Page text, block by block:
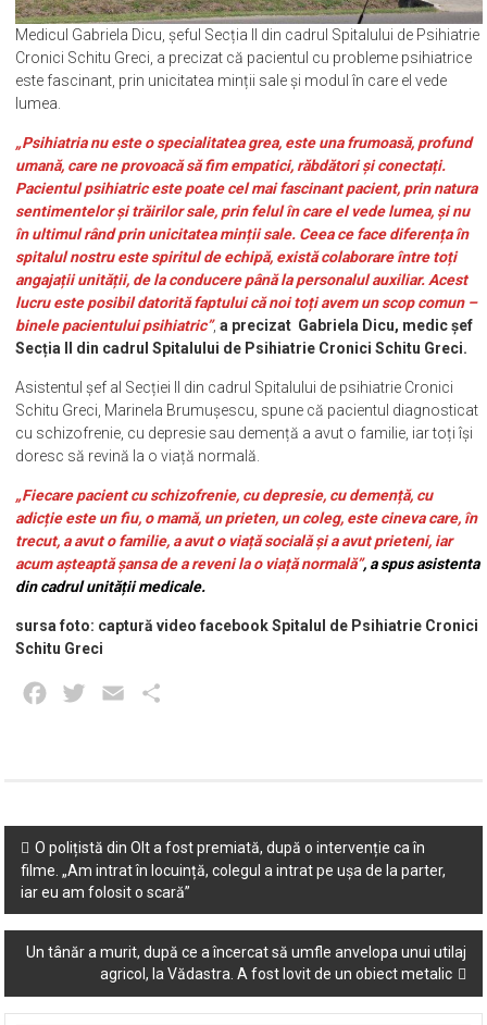
Medicul Gabriela Dicu, șeful Secția II din cadrul Spitalului de Psihiatrie
Cronici Schitu Greci, a precizat că pacientul cu probleme psihiatrice
este fascinant, prin unicitatea minții sale și modul în care el vede
lumea.
„Psihiatria nu este o specialitatea grea, este una frumoasă, profund
umană, care ne provoacă să fim empatici, răbdători și conectați.
Pacientul psihiatric este poate cel mai fascinant pacient, prin natura
sentimentelor și trăirilor sale, prin felul în care el vede lumea, și nu
în ultimul rând prin unicitatea minții sale. Ceea ce face diferența în
spitalul nostru este spiritul de echipă, există colaborare între toți
angajații unității, de la conducere până la personalul auxiliar. Acest
lucru este posibil datorită faptului că noi toți avem un scop comun –
binele pacientului psihiatric”,a precizat Gabriela Dicu, medic șef
Secția II din cadrul Spitalului de Psihiatrie Cronici Schitu Greci.
Asistentul șef al Secției II din cadrul Spitalului de psihiatrie Cronici
Schitu Greci, Marinela Brumușescu, spune că pacientul diagnosticat
cu schizofrenie, cu depresie sau demență a avut o familie, iar toți își
doresc să revină la o viață normală.
„Fiecare pacient cu schizofrenie, cu depresie, cu demență, cu
adicție este un fiu, o mamă, un prieten, un coleg, este cineva care, în
trecut, a avut o familie, a avut o viață socială și a avut prieteni, iar
acum așteaptă șansa de a reveni la o viață normală”, a spus asistenta
din cadrul unității medicale.
sursa foto: captură video facebook Spitalul de Psihiatrie Cronici
Schitu Greci
Facebook
Twitter Email
Post
navigation
O polițistă din Olt a fost premiată, după o intervenție ca în
filme. „Am intrat în locuință, colegul a intrat pe ușa de la parter,
iar eu am folosit o scară”
Un tânăr a murit, după ce a încercat să umfle anvelopa unui utilaj
agricol, la Vădastra. A fost lovit de un obiect metalic